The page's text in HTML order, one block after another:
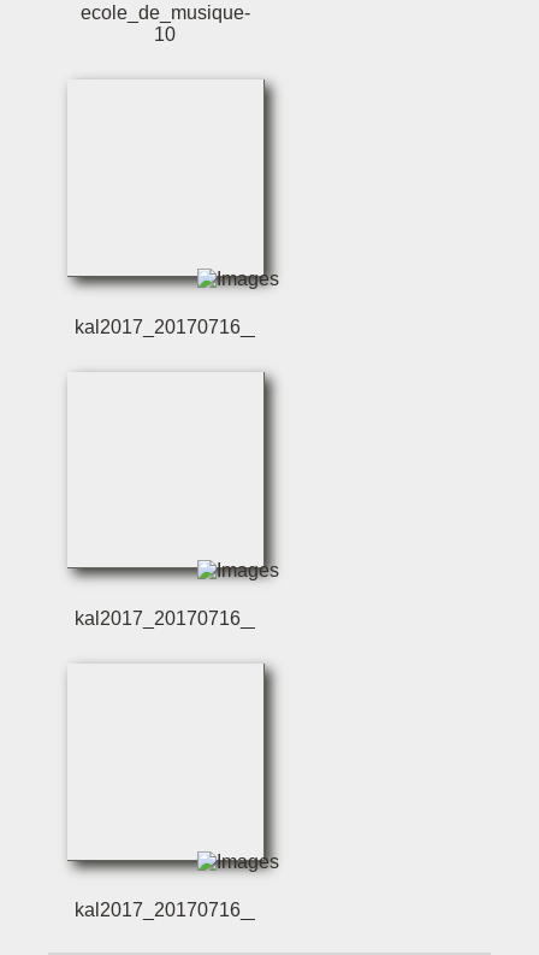
ecole_de_musique-
10
kal2017_20170716__c_
kal2017_20170716__c_
kal2017_20170716__c_